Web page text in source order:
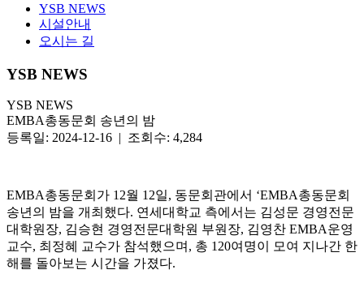
YSB NEWS
시설안내
오시는 길
YSB NEWS
YSB NEWS
EMBA총동문회 송년의 밤
등록일: 2024-12-16 | 조회수: 4,284
EMBA총동문회가 12월 12일, 동문회관에서 ‘EMBA총동문회
송년의 밤을 개최했다. 연세대학교 측에서는 김성문 경영전문
대학원장, 김승현 경영전문대학원 부원장, 김영찬 EMBA운영
교수, 최정혜 교수가 참석했으며, 총 120여명이 모여 지나간 한
해를 돌아보는 시간을 가졌다.